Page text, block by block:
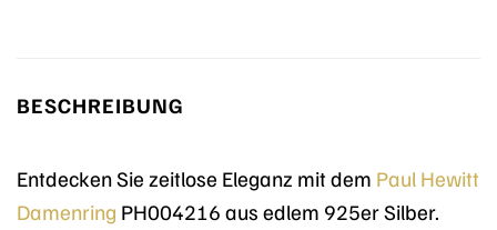
BESCHREIBUNG
Entdecken Sie zeitlose Eleganz mit dem Paul Hewitt
Damenring PH004216 aus edlem 925er Silber.